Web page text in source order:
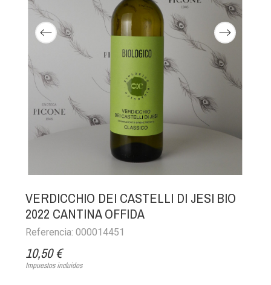
VERDICCHIO DEI CASTELLI DI JESI BIO
2022 CANTINA OFFIDA
Referencia: 000014451
10,50 €
Impuestos incluidos